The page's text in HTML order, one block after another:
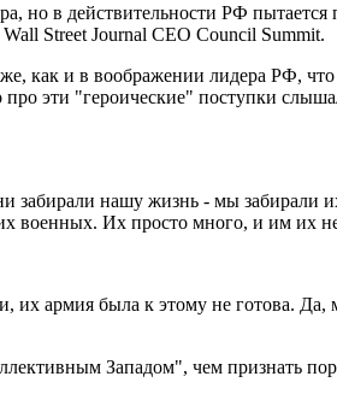
но в действительности РФ
Street Journal CEO Council Summit.
как и в воображении лидера РФ,
эти "героические" поступки
забирали нашу жизнь - мы забирали
военных. Их просто много, и им их
их армия была к этому не готова.
Западом", чем признать